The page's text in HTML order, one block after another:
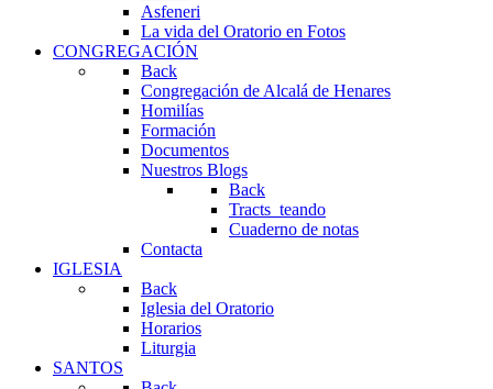
Asfeneri
La vida del Oratorio en Fotos
CONGREGACIÓN
Back
Congregación de Alcalá de Henares
Homilías
Formación
Documentos
Nuestros Blogs
Back
Tracts_teando
Cuaderno de notas
Contacta
IGLESIA
Back
Iglesia del Oratorio
Horarios
Liturgia
SANTOS